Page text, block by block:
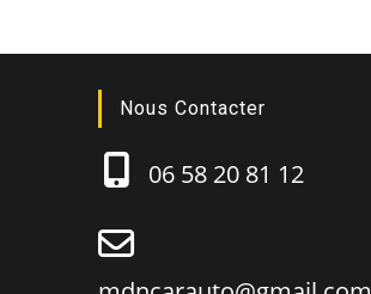
Nous Contacter
06 58 20 81 12